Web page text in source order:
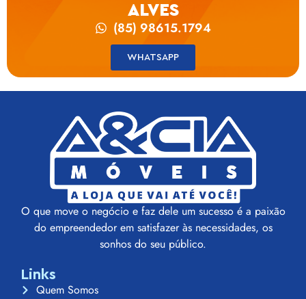
ALVES
(85) 98615.1794
WHATSAPP
O que move o negócio e faz dele um sucesso é a paixão
do empreendedor em satisfazer às necessidades, os
sonhos do seu público.
Links
Quem Somos